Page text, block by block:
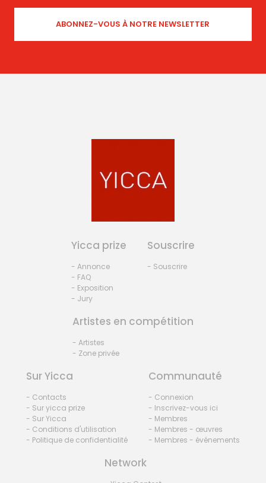
Yicca prize
- Annonce
- FAQ
- Exposition
- Jury
Souscrire
- Souscrire
Artistes en compétition
- Artistes
- Zone privée
Sur Yicca
- Contacts
- Sur yicca prize
- Sur Yicca
- Conditions d'utilisation
- Politique de confidentialité
Communauté
- Connexion
- Inscrivez-vous ici
- Membres
- Membres - œuvres
- Membres - événements
Network